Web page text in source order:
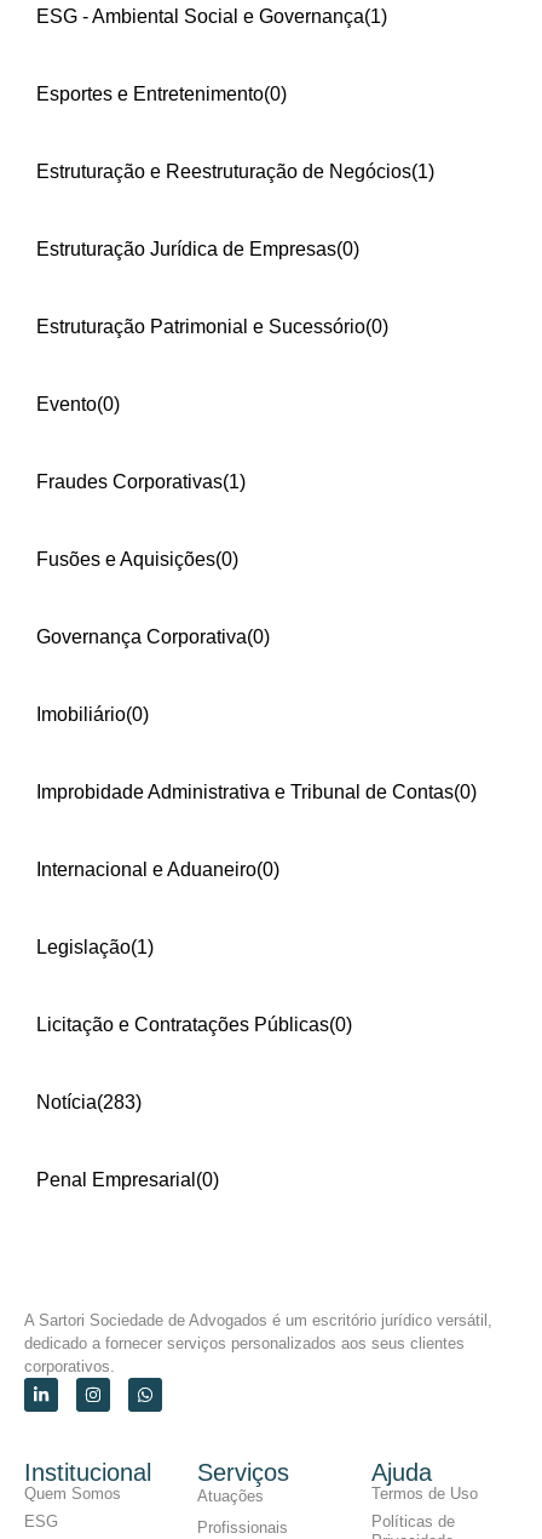
ESG - Ambiental Social e Governança(1)
Esportes e Entretenimento(0)
Estruturação e Reestruturação de Negócios(1)
Estruturação Jurídica de Empresas(0)
Estruturação Patrimonial e Sucessório(0)
Evento(0)
Fraudes Corporativas(1)
Fusões e Aquisições(0)
Governança Corporativa(0)
Imobiliário(0)
Improbidade Administrativa e Tribunal de Contas(0)
Internacional e Aduaneiro(0)
Legislação(1)
Licitação e Contratações Públicas(0)
Notícia(283)
Penal Empresarial (0)
A Sartori Sociedade de Advogados é um escritório jurídico versátil,
dedicado a fornecer serviços personalizados aos seus clientes
corporativos.
Institucional
Quem Somos
ESG
Serviços
Atuações
Profissionais
Ajuda
Termos de Uso
Políticas de